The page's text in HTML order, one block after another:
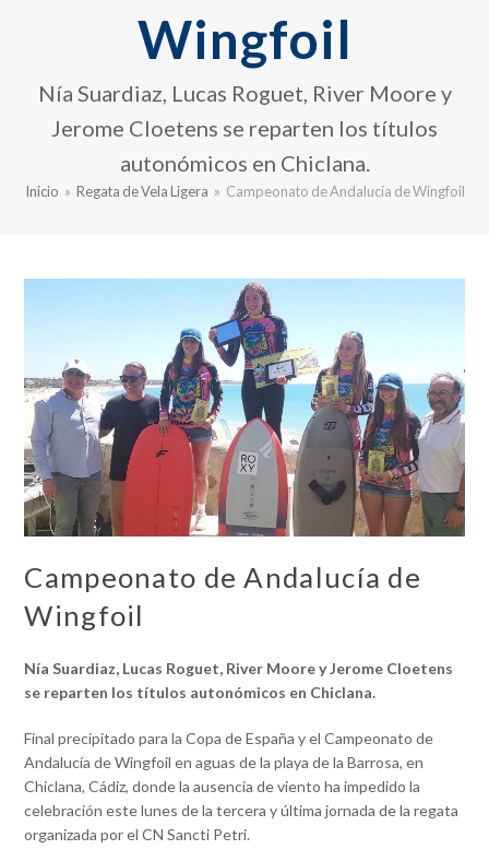
Wingfoil
Nía Suardiaz, Lucas Roguet, River Moore y
Jerome Cloetens se reparten los títulos
autonómicos en Chiclana.
Inicio » Regata de Vela Ligera » Campeonato de Andalucía de Wingfoil
Campeonato de Andalucía de
Wingfoil
Nía Suardiaz, Lucas Roguet, River Moore y Jerome Cloetens
se reparten los títulos autonómicos en Chiclana.
Final precipitado para la Copa de España y el Campeonato de
Andalucía de Wingfoil en aguas de la playa de la Barrosa, en
Chiclana, Cádiz, donde la ausencia de viento ha impedido la
celebración este lunes de la tercera y última jornada de la regata
organizada por el CN Sancti Petri.